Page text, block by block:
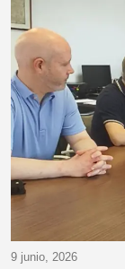
9 junio, 2026